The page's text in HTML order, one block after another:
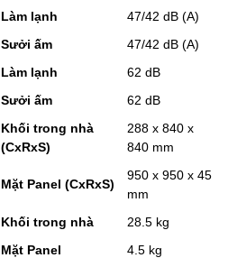
Làm lạnh
47/42 dB (A)
Sưởi ấm
47/42 dB (A)
Làm lạnh
62 dB
Sưởi ấm
62 dB
Khối trong nhà
(CxRxS)
288 x 840 x
840 mm
Mặt Panel (CxRxS)
950 x 950 x 45
mm
Khối trong nhà
28.5 kg
Mặt Panel
4.5 kg